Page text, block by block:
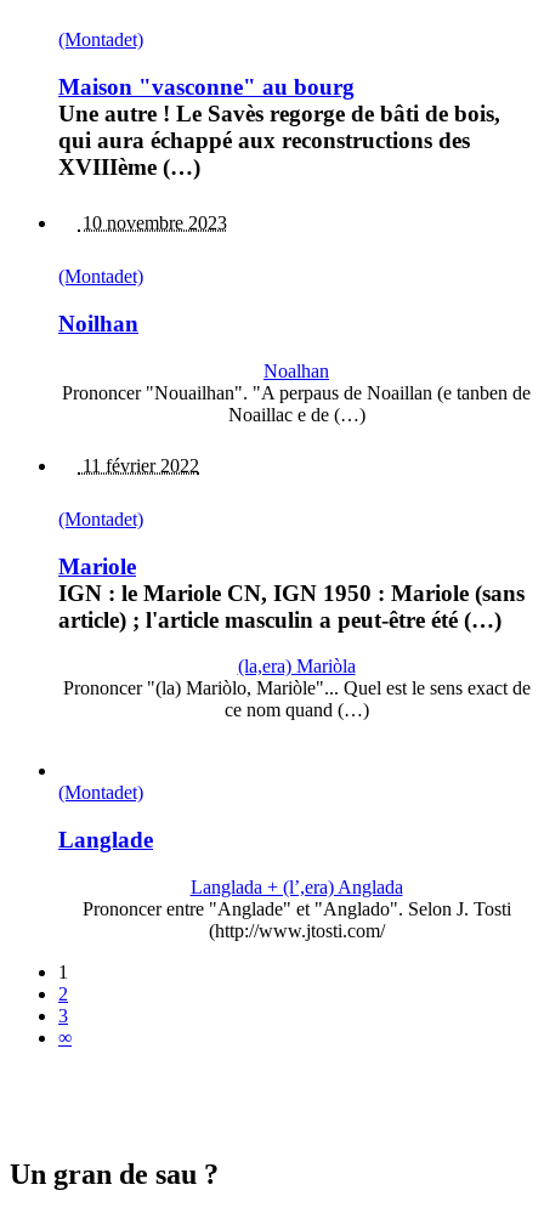
(Montadet)
Maison "vasconne" au bourg
Une autre ! Le Savès regorge de bâti de bois,
qui aura échappé aux reconstructions des
XVIIIème (…)
10 novembre 2023
(Montadet)
Noilhan
Noalhan
Prononcer "Nouailhan". "A perpaus de Noaillan (e tanben de
Noaillac e de (…)
11 février 2022
(Montadet)
Mariole
IGN : le Mariole CN, IGN 1950 : Mariole (sans
article) ; l'article masculin a peut-être été (…)
(la,era) Mariòla
Prononcer "(la) Mariòlo, Mariòle"... Quel est le sens exact de
ce nom quand (…)
(Montadet)
Langlade
Langlada + (l’,era) Anglada
Prononcer entre "Anglade" et "Anglado". Selon J. Tosti
(http://www.jtosti.com/
1
2
3
∞
Un gran de sau ?